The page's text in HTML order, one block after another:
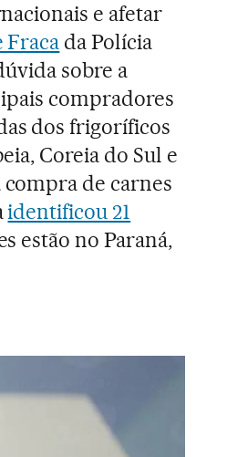
e afetar
Fraca da Polícia
sobre a
compradores
dos frigoríficos
Coreia do Sul e
de carnes
identificou 21
estão no Paraná,